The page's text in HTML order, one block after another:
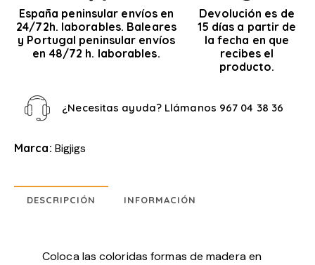
España peninsular envíos en
24/72h. laborables. Baleares
y Portugal peninsular envíos
en 48/72 h. laborables.
Devolución es de
15 días a partir de
la fecha en que
recibes el
producto.
¿Necesitas ayuda? Llámanos 967 04 38 36
Marca: Bigjigs
DESCRIPCIÓN INFORMACIÓN
Coloca las coloridas formas de madera en